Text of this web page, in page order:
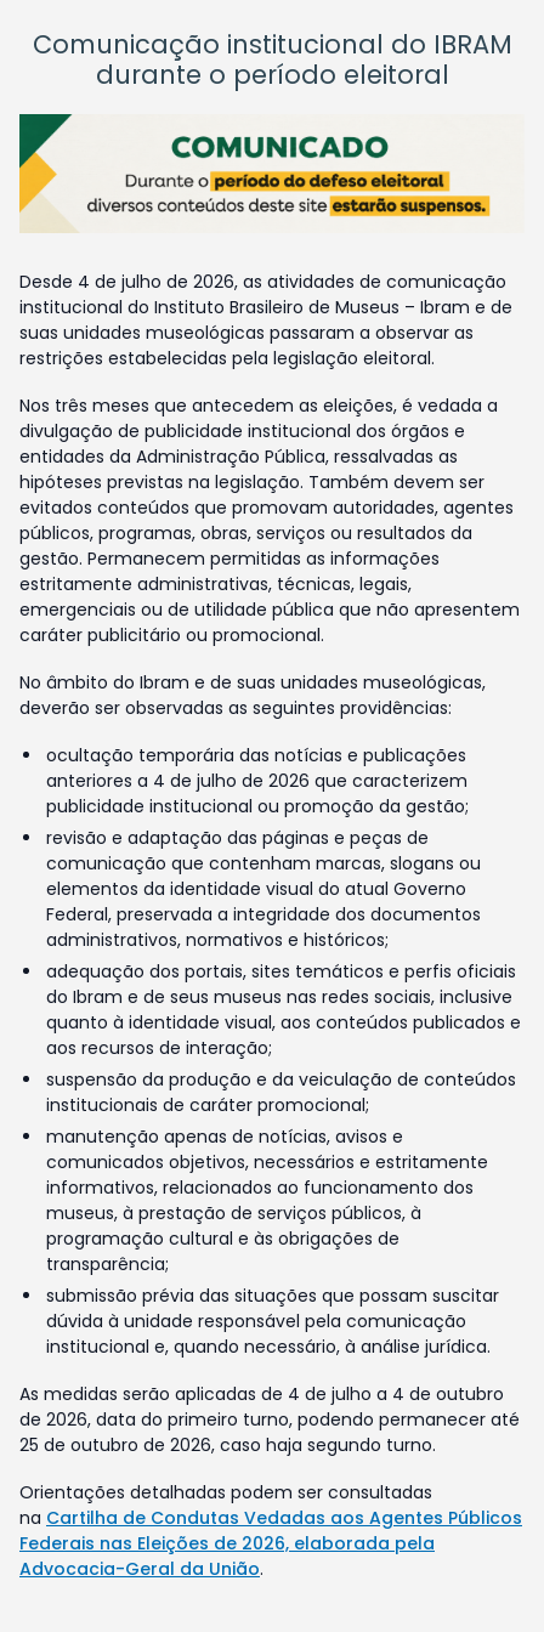
Comunicação institucional do IBRAM
durante o período eleitoral
Desde 4 de julho de 2026, as atividades de comunicação
institucional do Instituto Brasileiro de Museus – Ibram e de
suas unidades museológicas passaram a observar as
restrições estabelecidas pela legislação eleitoral.
Nos três meses que antecedem as eleições, é vedada a
divulgação de publicidade institucional dos órgãos e
entidades da Administração Pública, ressalvadas as
hipóteses previstas na legislação. Também devem ser
evitados conteúdos que promovam autoridades, agentes
públicos, programas, obras, serviços ou resultados da
gestão. Permanecem permitidas as informações
estritamente administrativas, técnicas, legais,
emergenciais ou de utilidade pública que não apresentem
caráter publicitário ou promocional.
No âmbito do Ibram e de suas unidades museológicas,
deverão ser observadas as seguintes providências:
ocultação temporária das notícias e publicações
anteriores a 4 de julho de 2026 que caracterizem
publicidade institucional ou promoção da gestão;
revisão e adaptação das páginas e peças de
comunicação que contenham marcas, slogans ou
elementos da identidade visual do atual Governo
Federal, preservada a integridade dos documentos
administrativos, normativos e históricos;
adequação dos portais, sites temáticos e perfis oficiais
do Ibram e de seus museus nas redes sociais, inclusive
quanto à identidade visual, aos conteúdos publicados e
aos recursos de interação;
suspensão da produção e da veiculação de conteúdos
institucionais de caráter promocional;
manutenção apenas de notícias, avisos e
comunicados objetivos, necessários e estritamente
informativos, relacionados ao funcionamento dos
museus, à prestação de serviços públicos, à
programação cultural e às obrigações de
transparência;
submissão prévia das situações que possam suscitar
dúvida à unidade responsável pela comunicação
institucional e, quando necessário, à análise jurídica.
As medidas serão aplicadas de 4 de julho a 4 de outubro
de 2026, data do primeiro turno, podendo permanecer até
25 de outubro de 2026, caso haja segundo turno.
Orientações detalhadas podem ser consultadas
na Cartilha de Condutas Vedadas aos Agentes Públicos
Federais nas Eleições de 2026, elaborada pela
Advocacia-Geral da União.